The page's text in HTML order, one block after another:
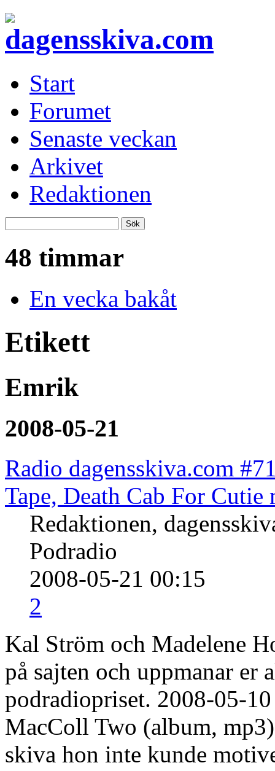
Start
Forumet
Senaste veckan
Arkivet
Redaktionen
48 timmar
En vecka bakåt
Etikett
Emrik
2008-05-21
Radio dagensskiva.com
Tape, Death Cab For Cutie
Redaktionen,
Podradio
2008-05-21 00:15
2
Kal Ström och Madelene
på sajten och uppmanar er
podradiopriset. 2008-05-
MacColl Two (album,
skiva hon inte kunde